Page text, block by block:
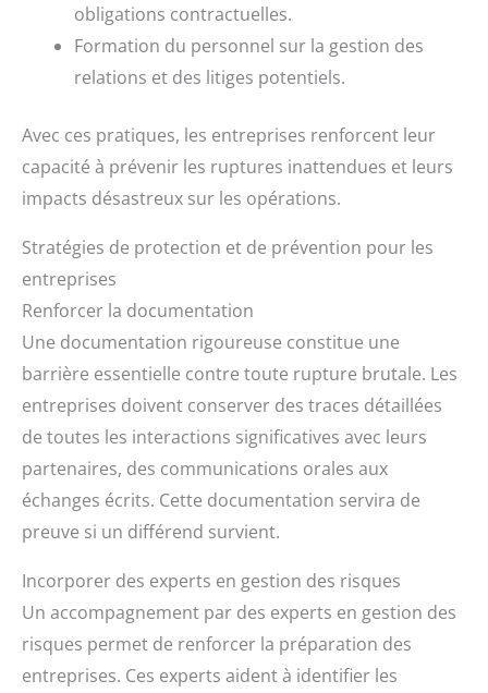
obligations contractuelles.
Formation du personnel sur la gestion des
relations et des litiges potentiels.
Avec ces pratiques, les entreprises renforcent leur
capacité à prévenir les ruptures inattendues et leurs
impacts désastreux sur les opérations.
Stratégies de protection et de prévention pour les
entreprises
Renforcer la documentation
Une documentation rigoureuse constitue une
barrière essentielle contre toute rupture brutale. Les
entreprises doivent conserver des traces détaillées
de toutes les interactions significatives avec leurs
partenaires, des communications orales aux
échanges écrits. Cette documentation servira de
preuve si un différend survient.
Incorporer des experts en gestion des risques
Un accompagnement par des experts en gestion des
risques permet de renforcer la préparation des
entreprises. Ces experts aident à identifier les